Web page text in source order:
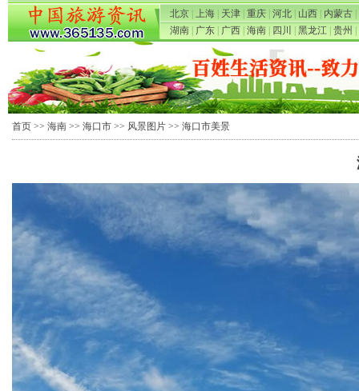
北京 上海 天津 重庆 河北 山西 内蒙古
湖南
广东 广西 海南 四川 黑龙江 贵州
首页 >> 海南 >> 海口市 >> 风景图片 >> 海口市美景